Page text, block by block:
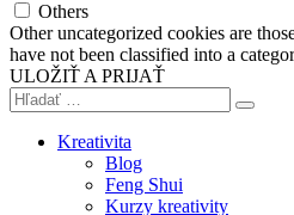
Others
Other uncategorized cookies are
have not been classified into a
ULOŽIŤ A PRIJAŤ
Kreativita
Blog
Feng Shui
Kurzy kreativity